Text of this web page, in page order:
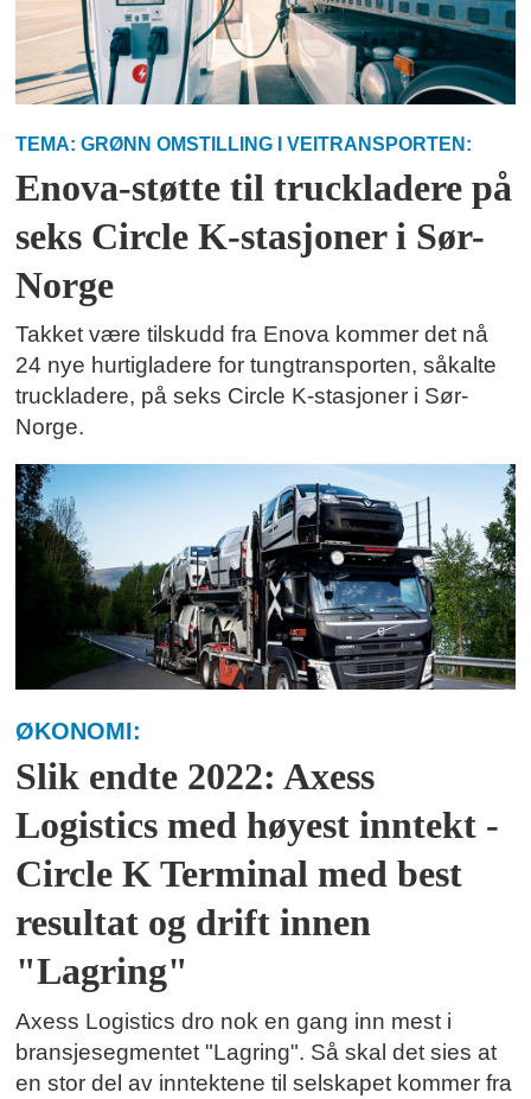
TEMA: GRØNN OMSTILLING I VEITRANSPORTEN:
Enova-støtte til truckladere på
seks Circle K-stasjoner i Sør-
Norge
Takket være tilskudd fra Enova kommer det nå
24 nye hurtigladere for tungtransporten, såkalte
truckladere, på seks Circle K-stasjoner i Sør-
Norge.
ØKONOMI:
Slik endte 2022: Axess
Logistics med høyest inntekt -
Circle K Terminal med best
resultat og drift innen
"Lagring"
Axess Logistics dro nok en gang inn mest i
bransjesegmentet "Lagring". Så skal det sies at
en stor del av inntektene til selskapet kommer fra